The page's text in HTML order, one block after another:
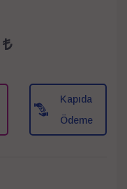
Kapıda
Ödeme